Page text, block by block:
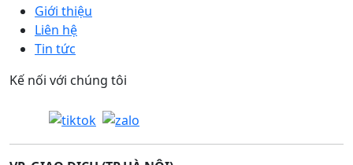
Giới thiệu
Liên hệ
Tin tức
Kế nối với chúng tôi